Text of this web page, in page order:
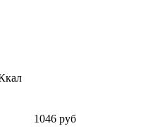
1046 руб